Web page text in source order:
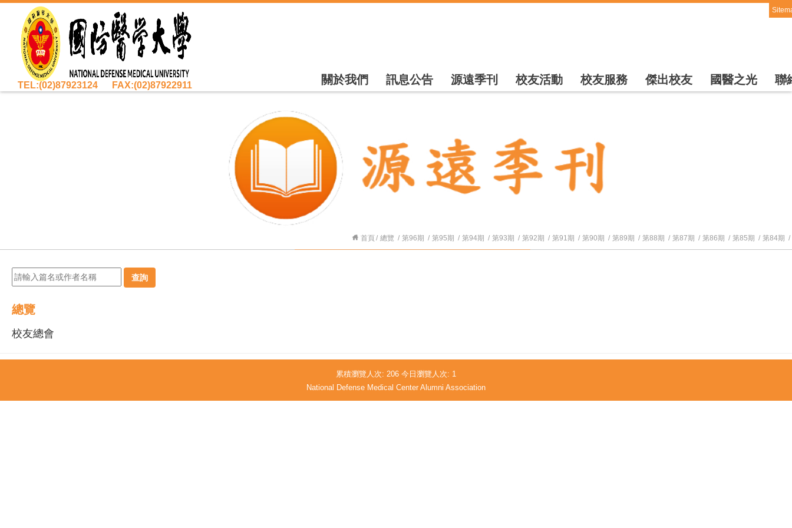
關於我們 訊息公告 源遠季刊 校友活動 校友服務 傑出校友 國醫之光 聯
TEL:(02)87923124 FAX:(02)87922911
首頁 總覽 第96期 第95期 第94期 第93期 第92期 第91期 第90期 第89期 第88期 第87期 第86期 第85期 第84期
查詢
總覽
校友總會
累積瀏覽人次: 206 今日瀏覽人次: 1
National Defense Medical Center Alumni Association